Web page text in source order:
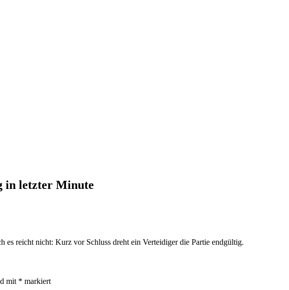
in letzter Minute
reicht nicht: Kurz vor Schluss dreht ein Verteidiger die Partie endgültig.
mit * markiert